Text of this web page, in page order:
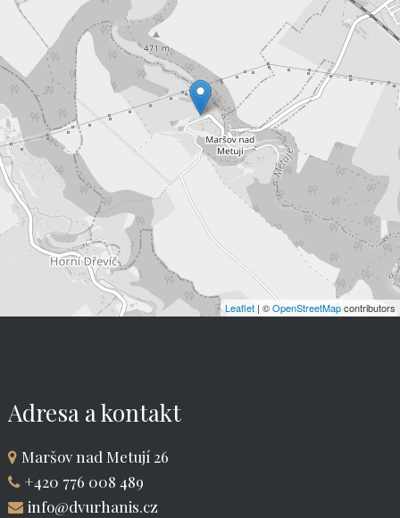
Leaflet | ©OpenStreetMapcontributors
Adresa a kontakt
Maršov nad Metují 26
+420 776 008 489
info@dvurhanis.cz